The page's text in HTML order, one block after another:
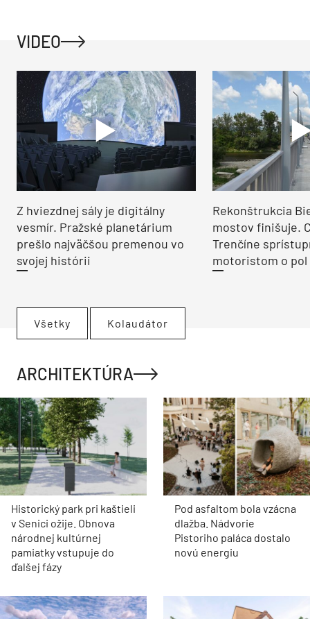
VIDEO
Z hviezdnej sály je digitálny
vesmír. Pražské planetárium
prešlo najväčšou premenou vo
svojej histórii
Rekonštrukcia
mostov finišuje.
Trenčíne
motoristom o pol
Všetky Kolaudátor
ARCHITEKTÚRA
Historický park pri kaštieli
v Senici ožije. Obnova
národnej kultúrnej
pamiatky vstupuje do
ďalšej fázy
Pod asfaltom bola vzácna
dlažba. Nádvorie
Pistoriho paláca dostalo
novú energiu